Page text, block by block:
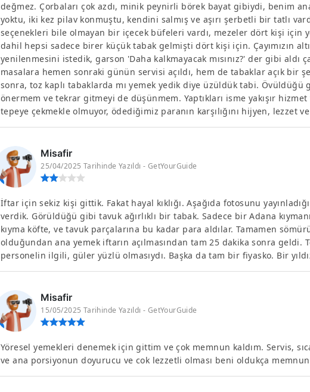
değmez. Çorbaları çok azdı, minik peynirli börek bayat gibiydi, benim
yoktu, iki kez pilav konmuştu, kendini salmış ve aşırı şerbetli bir tatlı
seçenekleri bile olmayan bir içecek büfeleri vardı, mezeler dört kişi için
dahil hepsi sadece birer küçük tabak gelmişti dört kişi için. Çayımızın
yenilenmesini istedik, garson 'Daha kalkmayacak mısınız?' der gibi aldı
masalara hemen sonraki günün servisi açıldı, hem de tabaklar açık bir
sonra, toz kaplı tabaklarda mı yemek yedik diye üzüldük tabi. Övüldüğü
önermem ve tekrar gitmeyi de düşünmem. Yaptıkları isme yakışır
tepeye çekmekle olmuyor, ödediğimiz paranın karşılığını hijyen, lezzet
Misafir
25/04/2025 Tarihinde Yazıldı - GetYourGuide
İftar için sekiz kişi gittik. Fakat hayal kıklığı. Aşağıda fotosunu
verdik. Görüldüğü gibi tavuk ağırlıklı bir tabak. Sadece bir Adana
kıyma köfte, ve tavuk parçalarına bu kadar para aldılar. Tamamen
olduğundan ana yemek iftarın açılmasından tam 25 dakika sonra geldi.
personelin ilgili, güler yüzlü olmasıydı. Başka da tam bir fiyasko. Bir
Misafir
15/05/2025 Tarihinde Yazıldı - GetYourGuide
Yöresel yemekleri denemek için gittim ve çok memnun kaldım. Servis,
ve ana porsiyonun doyurucu ve cok lezzetli olması beni oldukça